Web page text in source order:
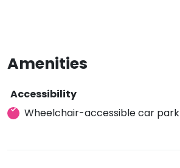
Amenities
Accessibility
Wheelchair-accessible car park